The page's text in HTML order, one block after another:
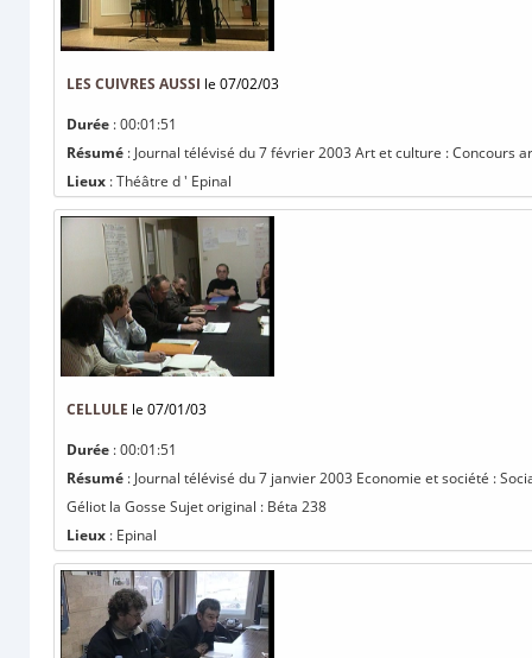
LES CUIVRES AUSSI le 07/02/03
Durée : 00:01:51
Résumé : Journal télévisé du 7 février 2003 Art et culture : Concours
Lieux : Théâtre d ' Epinal
CELLULE le 07/01/03
Durée : 00:01:51
Résumé : Journal télévisé du 7 janvier 2003 Economie et société :
Géliot la Gosse Sujet original : Béta 238
Lieux : Epinal